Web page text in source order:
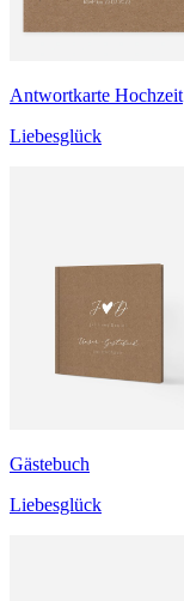
Antwortkarte Hochzeit
Liebesglück
Gästebuch
Liebesglück